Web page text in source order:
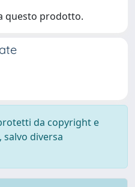
questo prodotto.
da copyright e
diversa